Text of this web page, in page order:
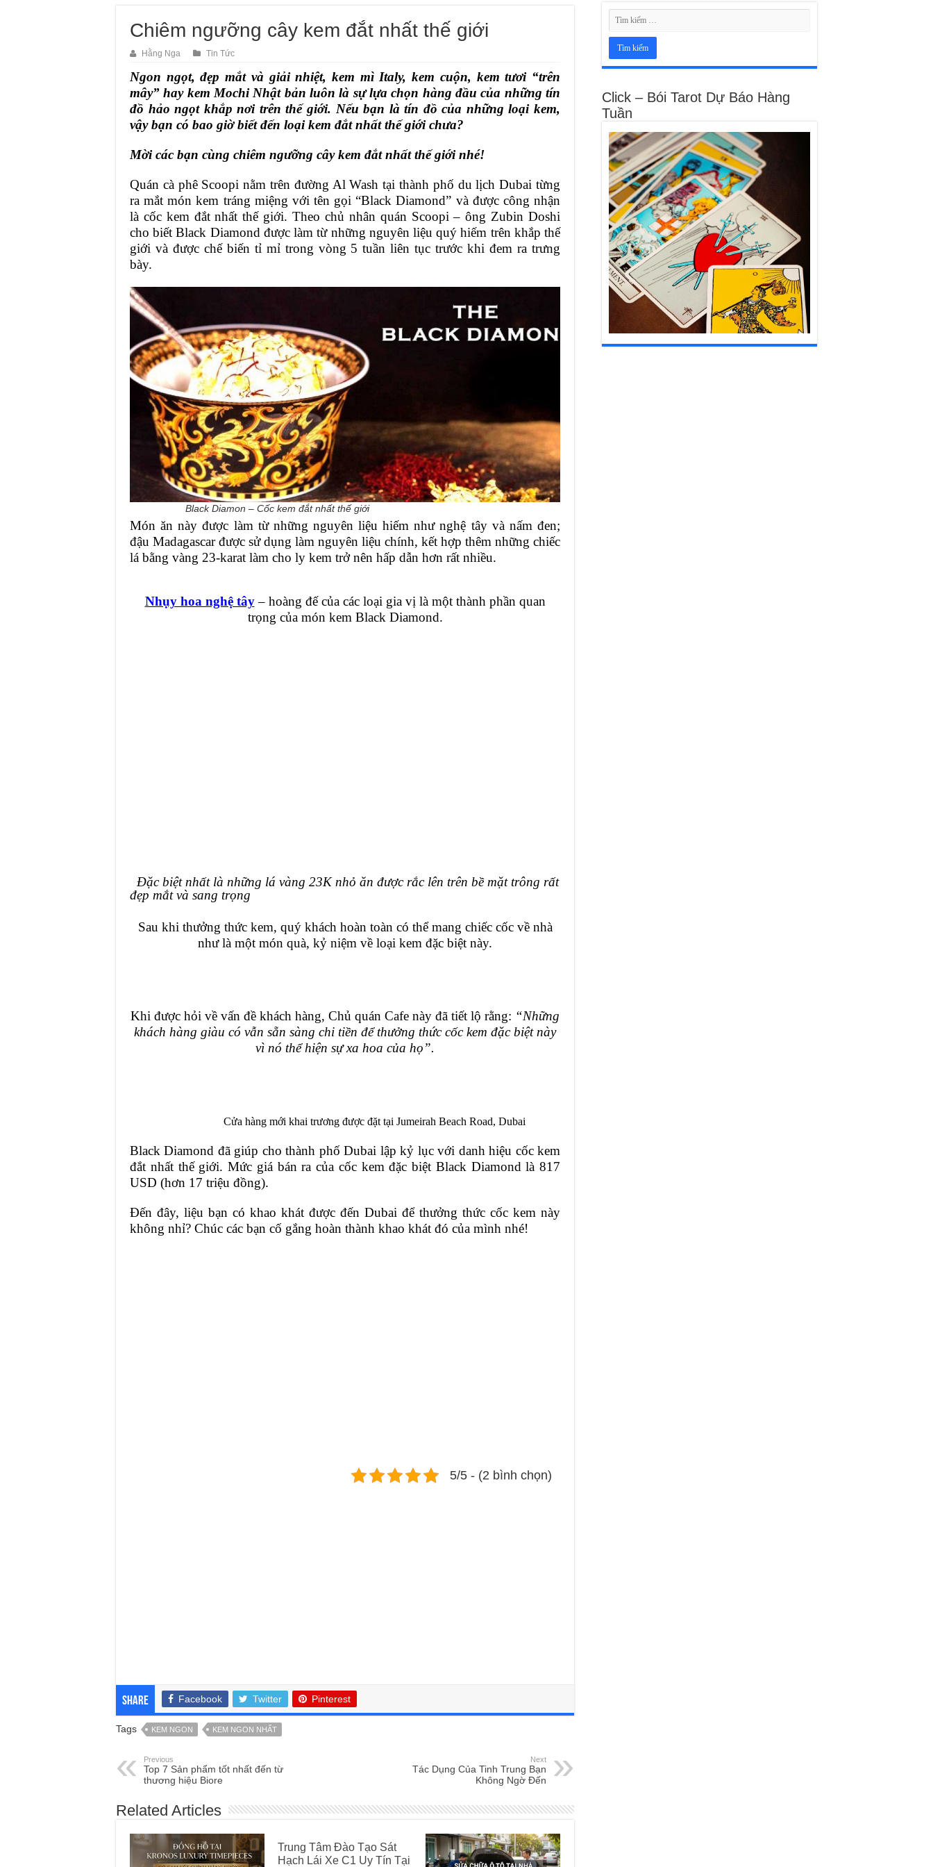
Chiêm ngưỡng cây kem đắt nhất thế giới
Hằng Nga Tin Tức
Ngon ngọt, đẹp mắt và giải nhiệt, kem mì Italy, kem cuộn, kem tươi “trên
mây” hay kem Mochi Nhật bản luôn là sự lựa chọn hàng đầu của những tín
đồ hảo ngọt khắp nơi trên thế giới. Nếu bạn là tín đồ của những loại kem,
vậy bạn có bao giờ biết đến loại kem đắt nhất thế giới chưa?
Mời các bạn cùng chiêm ngưỡng cây kem đắt nhất thế giới nhé!
Quán cà phê Scoopi nằm trên đường Al Wash tại thành phố du lịch Dubai từng
ra mắt món kem tráng miệng với tên gọi “Black Diamond” và được công nhận
là cốc kem đắt nhất thế giới. Theo chủ nhân quán Scoopi – ông Zubin Doshi
cho biết Black Diamond được làm từ những nguyên liệu quý hiếm trên khắp thế
giới và được chế biến tỉ mỉ trong vòng 5 tuần liên tục trước khi đem ra trưng
bày.
Black Diamon – Cốc kem đắt nhất thế giới
Món ăn này được làm từ những nguyên liệu hiếm như nghệ tây và nấm đen;
đậu Madagascar được sử dụng làm nguyên liệu chính, kết hợp thêm những chiếc
lá bằng vàng 23-karat làm cho ly kem trở nên hấp dẫn hơn rất nhiều.
Nhụy hoa nghệ tây– hoàng đế của các loại gia vị là một thành phần quan
trọng của món kem Black Diamond.
Đặc biệt nhất là những lá vàng 23K nhỏ ăn được rắc lên trên bề mặt trông rất
đẹp mắt và sang trọng
Sau khi thưởng thức kem, quý khách hoàn toàn có thể mang chiếc cốc về nhà
như là một món quà, kỷ niệm về loại kem đặc biệt này.
Khi được hỏi về vấn đề khách hàng, Chủ quán Cafe này đã tiết lộ rằng: “Những
khách hàng giàu có vẫn sẵn sàng chi tiền để thưởng thức cốc kem đặc biệt này
vì nó thể hiện sự xa hoa của họ”.
Cửa hàng mới khai trương được đặt tại Jumeirah Beach Road, Dubai
Black Diamond đã giúp cho thành phố Dubai lập kỷ lục với danh hiệu cốc kem
đắt nhất thế giới. Mức giá bán ra của cốc kem đặc biệt Black Diamond là 817
USD (hơn 17 triệu đồng).
Đến đây, liệu bạn có khao khát được đến Dubai để thưởng thức cốc kem này
không nhỉ? Chúc các bạn cố gắng hoàn thành khao khát đó của mình nhé!
5/5 - (2 bình chọn)
Share Facebook Twitter Pinterest
Tags KEM NGON KEM NGON NHẤT
Previous
Top 7 Sản phẩm tốt nhất đến từ
thương hiệu Biore
Next
Tác Dụng Của Tinh Trung Bạn
Không Ngờ Đến
Related Articles
Trung Tâm Đào Tạo Sát
Hạch Lái Xe C1 Uy Tín Tại
Click – Bói Tarot Dự Báo Hàng
Tuần